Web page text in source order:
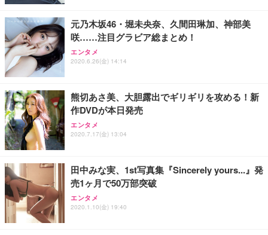
務用 おしゃれ パソコンチェア (ブラック)
Sezlife オフィスチェア デスクチェア 疲れない テレ
ワーク チェア 強化バックレスト 30度ロッキング機
能 人間工学 椅子 腰サポート 90度跳ね上げ式アーム
務用 おしゃれ パソコンチェア (ホワイト)
ANDWINT オフィスチェア デスクチェア 肘なし メ
ッシュ 通気性 ランバーサポート付き 腰サポート ガ
ス圧無段階昇降 360度回転 キャスター付き コンパク
【整備済み品】Dell E2724HS 27インチ 液晶モニタ
ー フルHD（1920×1080）VA 非光沢 HDMI/DisplayP
ort/VGA スピーカー内蔵 高さ調整 スイベル VESA対
【MiniLED/24.5inch/280Hz/FHD】GRAPHT THE S
HOOTER Gaming Monitor 24” Essential ゲーミン
グモニター QD 24.5インチ 1ms FHD 量子ドット 残
Smart Basic(スマートベーシック) 【Amazon.co.jp
限定】 Smart Basic アイリスオーヤマ ペットシーツ
超厚型 お徳用 ワイド 100枚入 (x 1) (ケース販売)
アイリスオーヤマ ペットシーツ 超厚型 お徳用 レギ
ュラー 200枚入【Amazon.co.jp限定】
元乃木坂46・堀未央奈、久間田琳加、神部美
咲……注目グラビア総まとめ！
エンタメ
2020.6.26(金) 14:14
熊切あさ美、大胆露出でギリギリを攻める！新
作DVDが本日発売
エンタメ
2020.7.17(金) 13:04
田中みな実、1st写真集『Sincerely yours...』発
売1ヶ月で50万部突破
エンタメ
2020.1.10(金) 19:40